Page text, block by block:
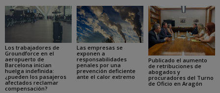
Los trabajadores de
Groundforce en el
aeropuerto de
Barcelona inician
huelga indefinida:
¿pueden los pasajeros
afectados reclamar
compensación?
Las empresas se
exponen a
responsabilidades
penales por una
prevención deficiente
ante el calor extremo
Publicado el aumento
de retribuciones de
abogados y
procuradores del Turno
de Oficio en Aragón